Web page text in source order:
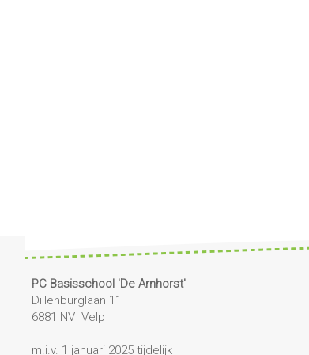
PC Basisschool 'De Arnhorst'
Dillenburglaan 11
6881 NV Velp
m.i.v. 1 januari 2025 tijdelijk